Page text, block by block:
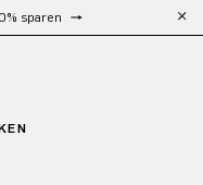
sparen